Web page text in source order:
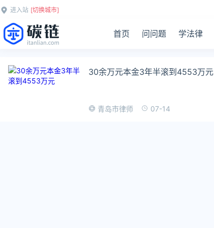
进入站 [切换城市]
首页 问问题 学法律
30余万元本金3年半滚到4553万元
青岛市律师 07-14